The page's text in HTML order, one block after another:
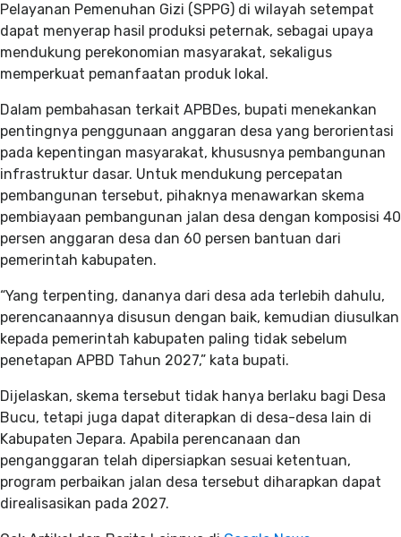
Pelayanan Pemenuhan Gizi (SPPG) di wilayah setempat
dapat menyerap hasil produksi peternak, sebagai upaya
mendukung perekonomian masyarakat, sekaligus
memperkuat pemanfaatan produk lokal.
Dalam pembahasan terkait APBDes, bupati menekankan
pentingnya penggunaan anggaran desa yang berorientasi
pada kepentingan masyarakat, khususnya pembangunan
infrastruktur dasar. Untuk mendukung percepatan
pembangunan tersebut, pihaknya menawarkan skema
pembiayaan pembangunan jalan desa dengan komposisi 40
persen anggaran desa dan 60 persen bantuan dari
pemerintah kabupaten.
“Yang terpenting, dananya dari desa ada terlebih dahulu,
perencanaannya disusun dengan baik, kemudian diusulkan
kepada pemerintah kabupaten paling tidak sebelum
penetapan APBD Tahun 2027,” kata bupati.
Dijelaskan, skema tersebut tidak hanya berlaku bagi Desa
Bucu, tetapi juga dapat diterapkan di desa-desa lain di
Kabupaten Jepara. Apabila perencanaan dan
penganggaran telah dipersiapkan sesuai ketentuan,
program perbaikan jalan desa tersebut diharapkan dapat
direalisasikan pada 2027.